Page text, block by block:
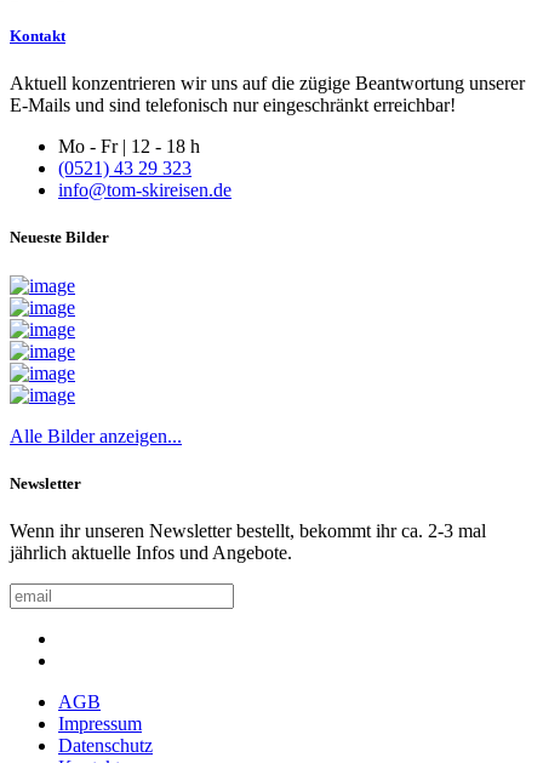
Kontakt
Aktuell konzentrieren wir uns auf die zügige Beantwortung unserer
E-Mails und sind telefonisch nur eingeschränkt erreichbar!
Mo - Fr | 12 - 18 h
(0521) 43 29 323
info@tom-skireisen.de
Neueste Bilder
Alle Bilder anzeigen...
Newsletter
Wenn ihr unseren Newsletter bestellt, bekommt ihr ca. 2-3 mal
jährlich aktuelle Infos und Angebote.
AGB
Impressum
Datenschutz